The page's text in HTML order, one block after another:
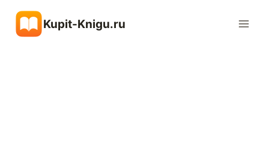
содержимому
Kupit-Knigu.ru